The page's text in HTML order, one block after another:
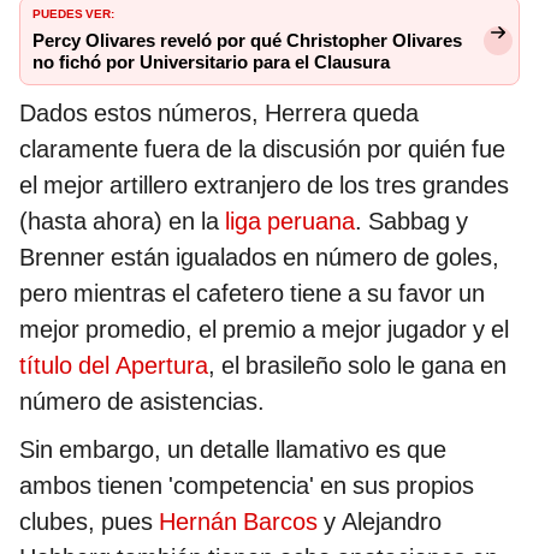
PUEDES VER:
Percy Olivares reveló por qué Christopher Olivares
no fichó por Universitario para el Clausura
Dados estos números, Herrera queda
claramente fuera de la discusión por quién fue
el mejor artillero extranjero de los tres grandes
(hasta ahora) en la liga peruana. Sabbag y
Brenner están igualados en número de goles,
pero mientras el cafetero tiene a su favor un
mejor promedio, el premio a mejor jugador y el
título del Apertura, el brasileño solo le gana en
número de asistencias.
Sin embargo, un detalle llamativo es que
ambos tienen 'competencia' en sus propios
clubes, pues Hernán Barcos y Alejandro